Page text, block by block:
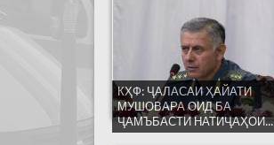
КҲФ: ҶАЛАСАИ ҲАЙАТИ
МУШОВАРА ОИД БА
ҶАМЪБАСТИ НАТИҶАҲОИ...